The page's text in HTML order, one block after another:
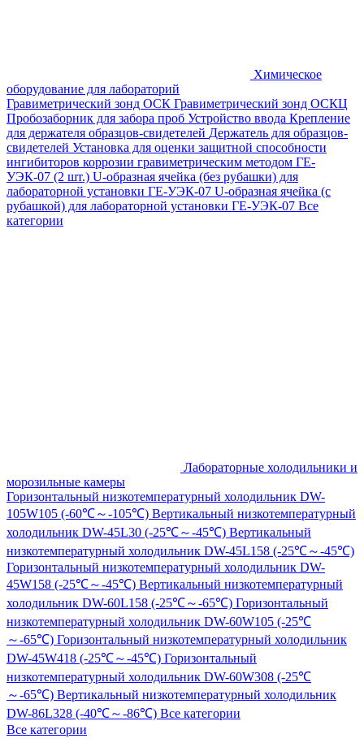
Химическое
оборудование для лабораторий
Гравиметрический зонд ОСК Гравиметрический зонд ОСКЦ
Пробозаборник для забора проб Устройство ввода Крепление
для держателя образцов-свидетелей Держатель для образцов-
свидетелей Установка для оценки защитной способности
ингибиторов коррозии гравиметрическим методом ГЕ-
УЭК-07 (2 шт.) U-образная ячейка (без рубашки) для
лабораторной установки ГЕ-УЭК-07 U-образная ячейка (с
рубашкой) для лабораторной установки ГЕ-УЭК-07 Все
категории
Лабораторные холодильники и
морозильные камеры
Горизонтальный низкотемпературный холодильник DW-
105W105 (-60℃～-105℃) Вертикальный низкотемпературный
холодильник DW-45L30 (-25℃～-45℃) Вертикальный
низкотемпературный холодильник DW-45L158 (-25℃～-45℃)
Горизонтальный низкотемпературный холодильник DW-
45W158 (-25℃～-45℃) Вертикальный низкотемпературный
холодильник DW-60L158 (-25℃～-65℃) Горизонтальный
низкотемпературный холодильник DW-60W105 (-25℃
～-65℃) Горизонтальный низкотемпературный холодильник
DW-45W418 (-25℃～-45℃) Горизонтальный
низкотемпературный холодильник DW-60W308 (-25℃
～-65℃) Вертикальный низкотемпературный холодильник
DW-86L328 (-40℃～-86℃) Все категории
Все категории